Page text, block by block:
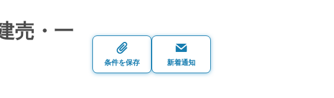
売・一
条件を保存 新着通知